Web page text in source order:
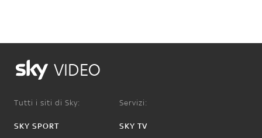
VIDEO
Tutti i siti di Sky:
SKY SPORT
Servizi:
SKY TV